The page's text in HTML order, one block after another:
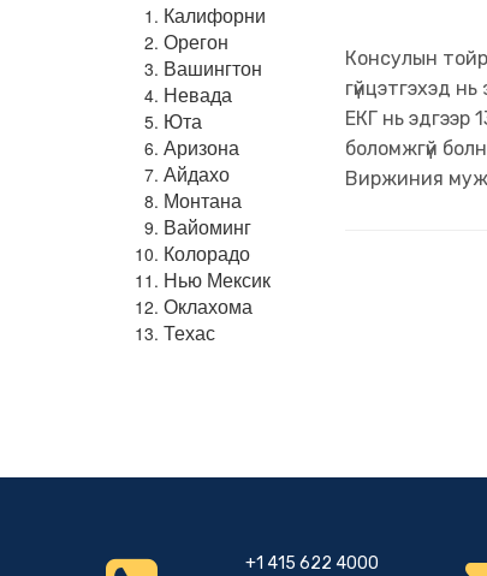
Калифорни
Орегон
Вашингтон
Невада
Юта
Аризона
Айдахо
Монтана
Вайоминг
Колорадо
Нью Мексик
Оклахома
Техас
Консулын
гүйцэтгэхэд
ЕКГ нь эдгээр
боломжгүй
Виржиния
+1 415 622 4000